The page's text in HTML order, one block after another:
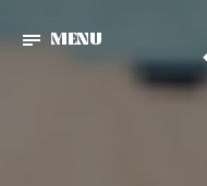
MENU